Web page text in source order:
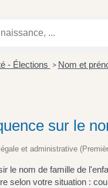
- Élections > Nom et
sur le
et administrative
le nom de famille de
selon votre situation :